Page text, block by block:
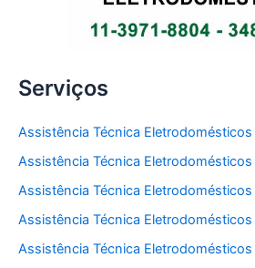
Serviços
Assistência Técnica Eletrodomésticos
Assistência Técnica Eletrodomésticos
Assistência Técnica Eletrodomésticos
Assistência Técnica
Assistência Técnica Eletrodomésticos